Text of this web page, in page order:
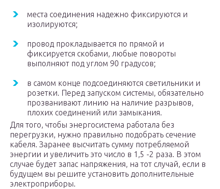
места соединения надежно фиксируются и
изолируются;
провод прокладывается по прямой и
фиксируется скобами, любые повороты
выполняют под углом 90 градусов;
в самом конце подсоединяются светильники и
розетки. Перед запуском системы, обязательно
прозванивают линию на наличие разрывов,
плохих соединений или замыкания.
Для того, чтобы энергосистема работала без
перегрузки, нужно правильно подобрать сечение
кабеля. Заранее высчитать сумму потребляемой
энергии и увеличить это число в 1,5 -2 раза. В этом
случае будет запас напряжения, на тот случай, если в
будущем вы решите установить дополнительные
электроприборы.